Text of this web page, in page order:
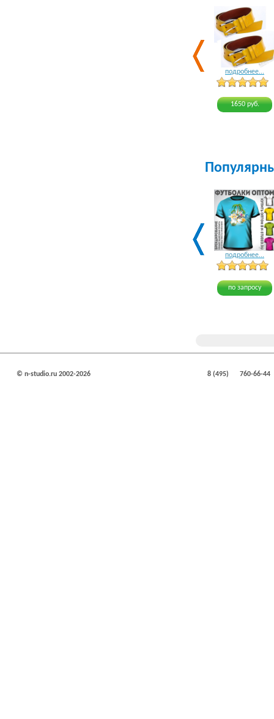
подробнее...
1650 руб.
подробнее...
по запросу
© n-studio.ru 2002-2026 8 (495) 760-66-44